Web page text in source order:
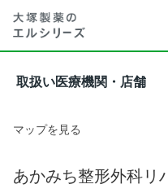
取扱い医療機関・店舗
マップを見る
あかみち整形外科リ